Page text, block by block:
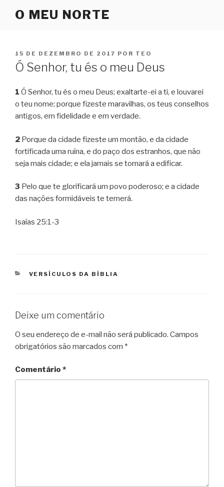
O MEU NORTE
PUBLICADO
EM
15 DE DEZEMBRO DE 2017 POR TEO
Ó Senhor, tu és o meu Deus
1 Ó Senhor, tu és o meu Deus; exaltarte-ei a ti, e louvarei
o teu nome; porque fizeste maravilhas, os teus conselhos
antigos, em fidelidade e em verdade.
2 Porque da cidade fizeste um montão, e da cidade
fortificada uma ruína, e do paço dos estranhos, que não
seja mais cidade; e ela jamais se tornará a edificar.
3 Pelo que te glorificará um povo poderoso; e a cidade
das nações formidáveis te temerá.
Isaías 25:1-3
CATEGORIAS
VERSÍCULOS DA BÍBLIA
Deixe um comentário
O seu endereço de e-mail não será publicado. Campos
obrigatórios são marcados com *
Comentário *